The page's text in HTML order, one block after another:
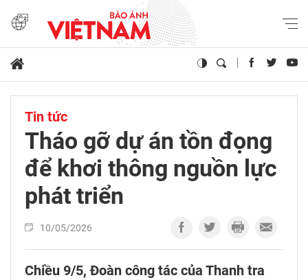
Tin tức
Tháo gỡ dự án tồn đọng
để khơi thông nguồn lực
phát triển
10/05/2026
Chiều 9/5, Đoàn công tác của Thanh tra